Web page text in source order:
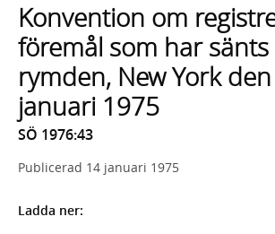
med
sökförslag
Konvention om
föremål som har
rymden, New York
januari 1975
SÖ 1976:43
Publicerad 14 januari 1975
Ladda ner: